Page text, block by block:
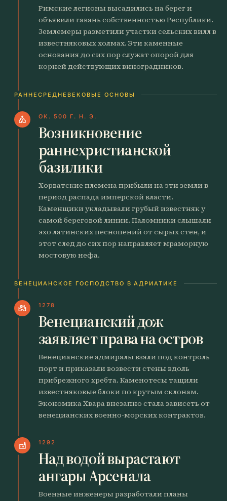
Римские легионы высадились на берег и
объявили гавань собственностью Республики.
Землемеры разметили участки сельских вилл в
известняковых холмах. Эти каменные
основания до сих пор служат опорой для
корней действующих виноградников.
РАННЕСРЕДНЕВЕКОВЫЕ ОСНОВЫ
church ОК. 500 Г. Н. Э.
Возникновение
раннехристианской
базилики
Хорватские племена прибыли на эти земли в
период распада имперской власти.
Каменщики укладывали грубый известняк у
самой береговой линии. Паломники слышали
эхо латинских песнопений от сырых стен, и
этот след до сих пор направляет мраморную
мостовую нефа.
ВЕНЕЦИАНСКОЕ ГОСПОДСТВО В АДРИАТИКЕ
castle 1278
Венецианский дож
заявляет права на остров
Венецианские адмиралы взяли под контроль
порт и приказали возвести стены вдоль
прибрежного хребта. Каменотесы тащили
известняковые блоки по крутым склонам.
Экономика Хвара внезапно стала зависеть от
венецианских военно-морских контрактов.
factory 1292
Над водой вырастают
ангары Арсенала
Военные инженеры разработали планы